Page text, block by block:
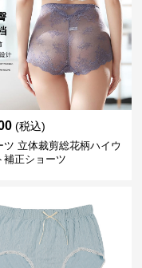
(税込)
ツ 立体裁剪総花柄ハイウ
補正ショーツ